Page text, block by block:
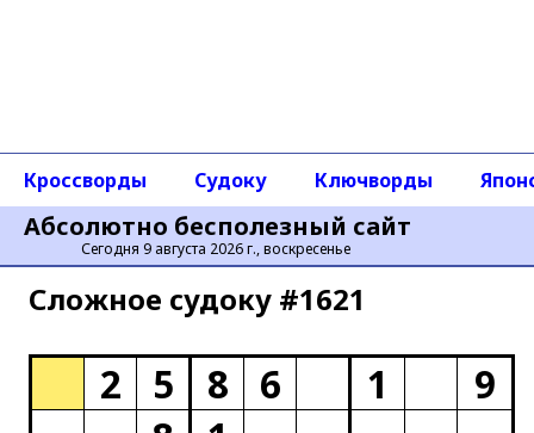
Абсолютно бесполезный сайт
Сегодня 9 августа 2026 г., воскресенье
Кроссворды Судоку Ключворды
Сложное cудоку #1621
2 5 8 6 1
9